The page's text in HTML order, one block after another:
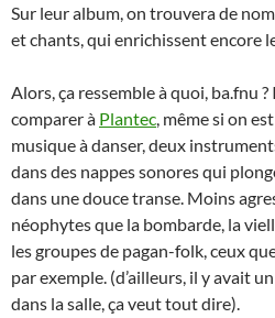
Sur leur album, on trouvera de
et chants, qui enrichissent encore
Alors, ça ressemble à quoi, ba.fnu
comparer à Plantec , même si on
musique à danser, deux
dans des nappes sonores qui
dans une douce transe. Moins
néophytes que la bombarde, la
les groupes de pagan-folk, ceux
par exemple. (d’ailleurs, il y avait
dans la salle, ça veut tout dire).